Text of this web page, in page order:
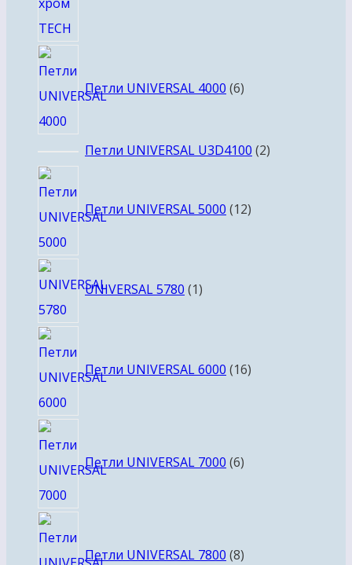
Петли UNIVERSAL 4000 6товаров
Петли UNIVERSAL U3D4100 22
Петли UNIVERSAL 5000 12товаров
UNIVERSAL 5780 1товар
Петли UNIVERSAL 6000 16товаров
Петли UNIVERSAL 7000 6товаров
Петли UNIVERSAL 7800 8товаров